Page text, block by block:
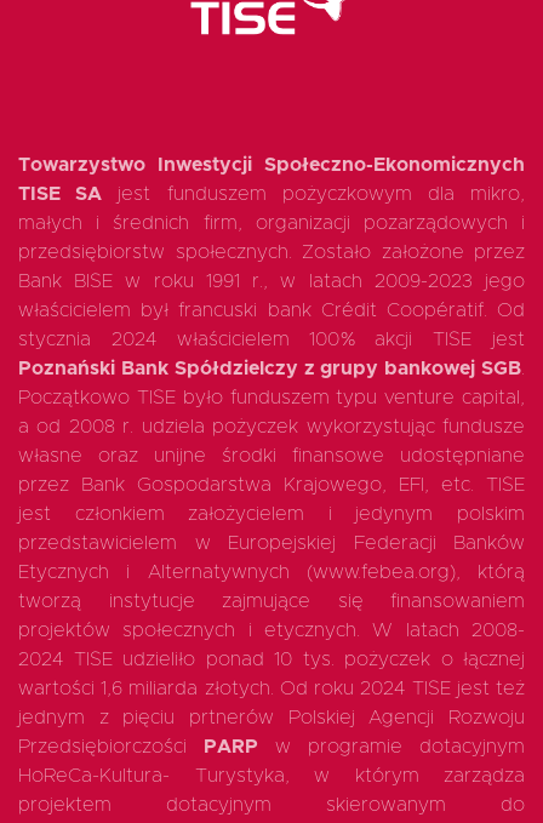
Towarzystwo Inwestycji Społeczno-Ekonomicznych
TISE SA jest funduszem pożyczkowym dla mikro,
małych i średnich firm, organizacji pozarządowych i
przedsiębiorstw społecznych. Zostało założone przez
Bank BISE w roku 1991 r., w latach 2009-2023 jego
właścicielem był francuski bank Crédit Coopératif. Od
stycznia 2024 właścicielem 100% akcji TISE jest
Poznański Bank Spółdzielczy z grupy bankowej SGB.
Początkowo TISE było funduszem typu venture capital,
a od 2008 r. udziela pożyczek wykorzystując fundusze
własne oraz unijne środki finansowe udostępniane
przez Bank Gospodarstwa Krajowego, EFI, etc. TISE
jest członkiem założycielem i jedynym polskim
przedstawicielem w Europejskiej Federacji Banków
Etycznych i Alternatywnych (www.febea.org), którą
tworzą instytucje zajmujące się finansowaniem
projektów społecznych i etycznych. W latach 2008-
2024 TISE udzieliło ponad 10 tys. pożyczek o łącznej
wartości 1,6 miliarda złotych. Od roku 2024 TISE jest też
jednym z pięciu prtnerów Polskiej Agencji Rozwoju
Przedsiębiorczości
PARP w programie dotacyjnym
HoReCa-Kultura- Turystyka, w którym zarządza
projektem dotacyjnym skierowanym do